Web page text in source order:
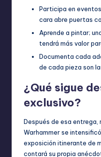
Participa en
cara abre puertas
Aprende a pintar;
tendrá más valor
Documenta cada
de cada pieza son
¿Qué sigue
exclusivo?
Después de esa entrega,
Warhammer se
exposición itinerante de
contará su propia